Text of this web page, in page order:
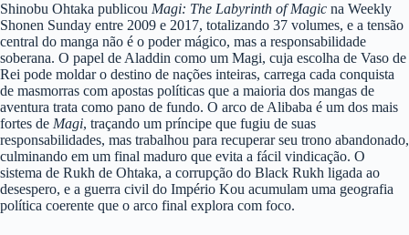
Shinobu Ohtaka publicou Magi: The Labyrinth of Magic na Weekly
Shonen Sunday entre 2009 e 2017, totalizando 37 volumes, e a tensão
central do manga não é o poder mágico, mas a responsabilidade
soberana. O papel de Aladdin como um Magi, cuja escolha de Vaso de
Rei pode moldar o destino de nações inteiras, carrega cada conquista
de masmorras com apostas políticas que a maioria dos mangas de
aventura trata como pano de fundo. O arco de Alibaba é um dos mais
fortes de Magi, traçando um príncipe que fugiu de suas
responsabilidades, mas trabalhou para recuperar seu trono abandonado,
culminando em um final maduro que evita a fácil vindicação. O
sistema de Rukh de Ohtaka, a corrupção do Black Rukh ligada ao
desespero, e a guerra civil do Império Kou acumulam uma geografia
política coerente que o arco final explora com foco.